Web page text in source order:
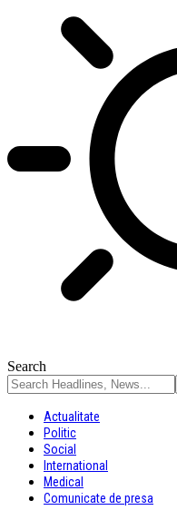
Search
Actualitate
Politic
Social
International
Medical
Comunicate de presa